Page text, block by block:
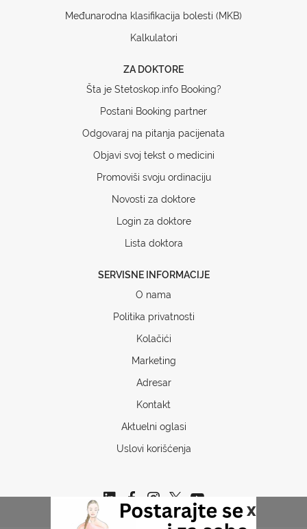
x
Međunarodna klasifikacija bolesti (MKB)
Kalkulatori
ZA DOKTORE
Šta je Stetoskop.info Booking?
Postani Booking partner
Odgovaraj na pitanja pacijenata
Objavi svoj tekst o medicini
Promoviši svoju ordinaciju
Novosti za doktore
Login za doktore
Lista doktora
SERVISNE INFORMACIJE
O nama
Politika privatnosti
Kolačići
Marketing
Adresar
Kontakt
Aktuelni oglasi
Uslovi korišćenja